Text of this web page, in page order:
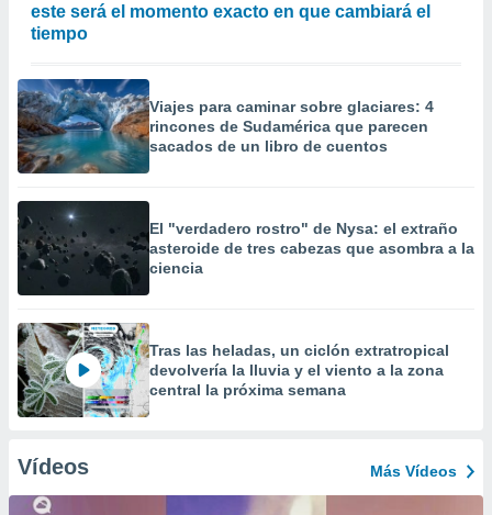
este será el momento exacto en que cambiará el
tiempo
Viajes para caminar sobre glaciares: 4
rincones de Sudamérica que parecen
sacados de un libro de cuentos
El "verdadero rostro" de Nysa: el extraño
asteroide de tres cabezas que asombra a la
ciencia
Tras las heladas, un ciclón extratropical
devolvería la lluvia y el viento a la zona
central la próxima semana
Vídeos Más Vídeos